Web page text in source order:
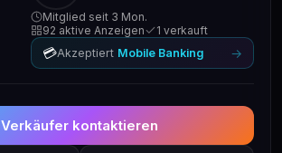
Mitglied seit 3 Mon.
92 aktive Anzeigen
1 verkauft
💳Akzeptiert Mobile Banking →
Verkäufer kontaktieren